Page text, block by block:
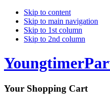
Skip to content
Skip to main navigation
Skip to 1st column
Skip to 2nd column
Your Shopping Cart